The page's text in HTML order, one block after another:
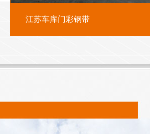
江苏车库门彩钢带